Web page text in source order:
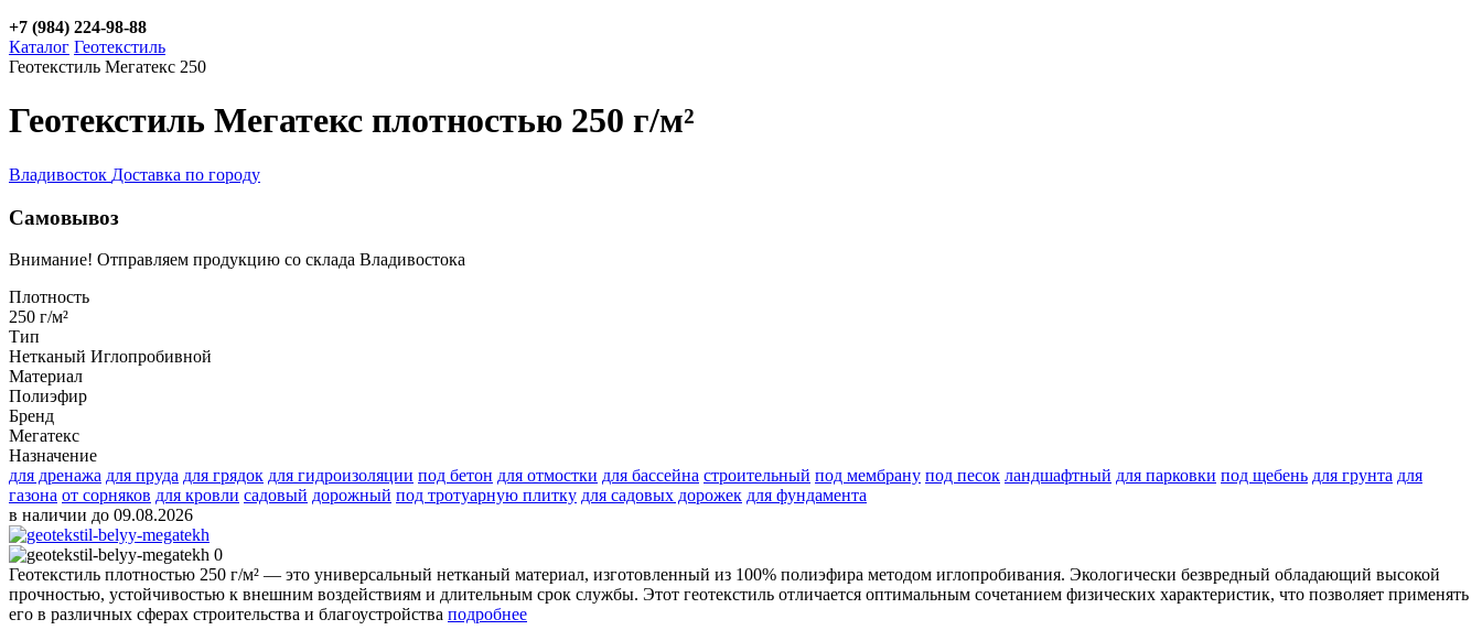
+7 (984) 224-98-88
Каталог Геотекстиль
Геотекстиль Мегатекс 250
Геотекстиль Мегатекс плотностью 250 г/м²
Владивосток Доставка по городу
Самовывоз
Внимание! Отправляем продукцию со склада Владивостока
Плотность
250 г/м²
Тип
Нетканый Иглопробивной
Материал
Полиэфир
Бренд
Мегатекс
Назначение
для дренажа для пруда для грядок для гидроизоляции под бетон для отмостки для бассейна строительный под мембрану под песок ландшафтный для парковки под щебень для грунта для
газона от сорняков для кровли садовый дорожный под тротуарную плитку для садовых дорожек для фундамента
в наличии до 09.08.2026
Геотекстиль плотностью 250 г/м² — это универсальный нетканый материал, изготовленный из 100% полиэфира методом иглопробивания. Экологически безвредный обладающий высокой
прочностью, устойчивостью к внешним воздействиям и длительным срок службы. Этот геотекстиль отличается оптимальным сочетанием физических характеристик, что позволяет применять
его в различных сферах строительства и благоустройства подробнее